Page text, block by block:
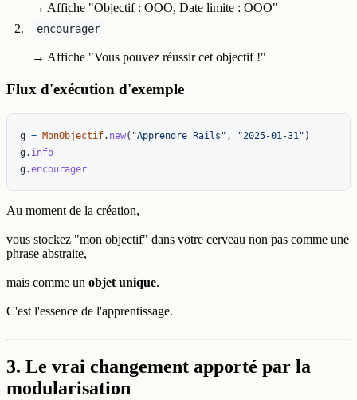
→ Affiche "Objectif : OOO, Date limite : OOO"
encourager
→ Affiche "Vous pouvez réussir cet objectif !"
Flux d'exécution d'exemple
g = MonObjectif. new( "Apprendre Rails" , "2025-01-31" )
g. info
g.encourager
Au moment de la création,
vous stockez "mon objectif" dans votre cerveau non pas comme une
phrase abstraite,
mais comme un objet unique.
C'est l'essence de l'apprentissage.
3. Le vrai changement apporté par la
modularisation